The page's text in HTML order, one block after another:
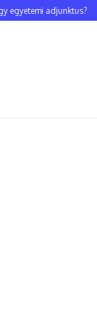
egyetemi adjunktus?